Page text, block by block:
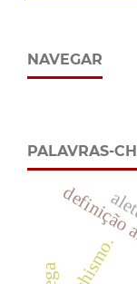
NAVEGAR
PALAVRAS-